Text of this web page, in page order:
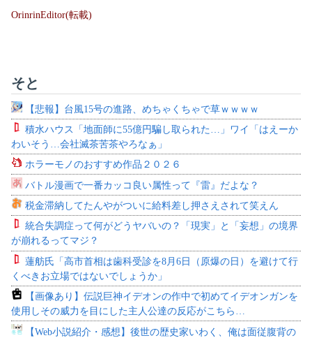
OrinrinEditor(転載)
そと
【悲報】台風15号の進路、めちゃくちゃで草ｗｗｗｗ
積水ハウス「地面師に55億円騙し取られた…」ワイ「はえーか
わいそう…会社滅茶苦茶やろなぁ」
ホラーモノのおすすめ作品２０２６
バトル漫画で一番カッコ良い属性って『雷』だよな？
税金滞納してたんやがついに給料差し押さえされて笑えん
統合失調症って何がどうヤバいの？「現実」と「妄想」の境界
が崩れるってマジ？
蓮舫氏「高市首相は歯科受診を8月6日（原爆の日）を避けて行
くべきお立場ではないでしょうか」
【画像あり】伝説巨神イデオンの作中で初めてイデオンガンを
使用しその威力を目にした主人公達の反応がこちら…
【Web小説紹介・感想】後世の歴史家いわく、俺は面従腹背の